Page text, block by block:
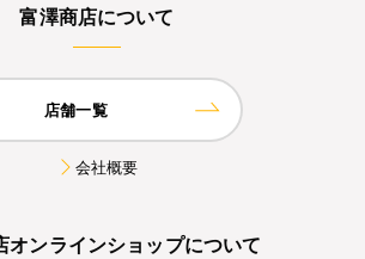
富澤商店について
店舗一覧
会社概要
オンラインショップについて